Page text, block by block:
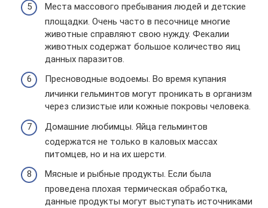
Места массового пребывания людей и детские
площадки. Очень часто в песочнице многие
животные справляют свою нужду. Фекалии
животных содержат большое количество яиц
данных паразитов.
Пресноводные водоемы. Во время купания
личинки гельминтов могут проникать в организм
через слизистые или кожные покровы человека.
Домашние любимцы. Яйца гельминтов
содержатся не только в каловых массах
питомцев, но и на их шерсти.
Мясные и рыбные продукты. Если была
проведена плохая термическая обработка,
данные продукты могут выступать источниками